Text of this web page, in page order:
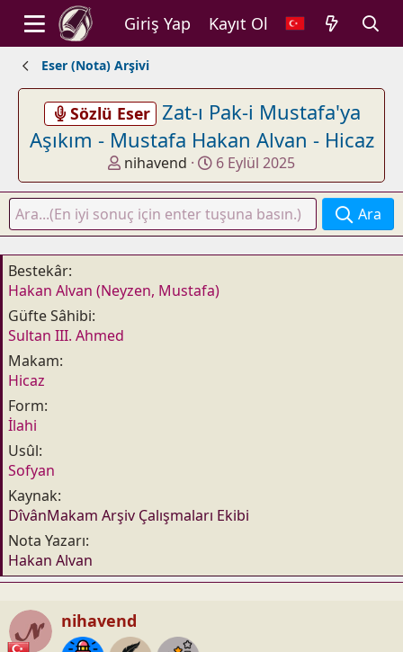
Giriş Yap Kayıt Ol
Eser (Nota) Arşivi
Sözlü Eser Zat-ı Pak-i Mustafa'ya
Aşıkım - Mustafa Hakan Alvan - Hicaz
K
o
n
u
y
u
a
nihavend
B
a
ş
l
a
n
g
ı
6 Eylül 2025
Ara
Bestekâr
Hakan Alvan (Neyzen, Mustafa)
Güfte Sâhibi
Sultan III. Ahmed
Makam
Hicaz
Form
İlahi
Usûl
Sofyan
Kaynak
DîvânMakam Arşiv Çalışmaları Ekibi
Nota Yazarı
Hakan Alvan
nihavend